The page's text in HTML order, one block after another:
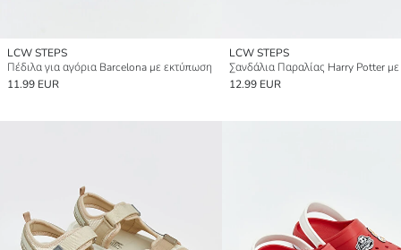
LCW STEPS
Πέδιλα για αγόρια Barcelona με εκτύπωση
11.99 EUR
LCW STEPS
12.99 EUR